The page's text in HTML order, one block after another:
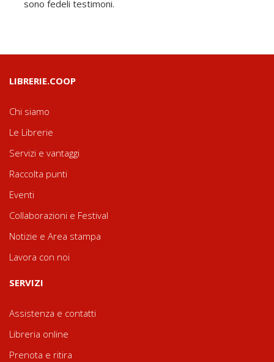
sono fedeli testimoni.
LIBRERIE.COOP
Chi siamo
Le Librerie
Servizi e vantaggi
Raccolta punti
Eventi
Collaborazioni e Festival
Notizie e Area stampa
Lavora con noi
SERVIZI
Assistenza e contatti
Libreria online
Prenota e ritira